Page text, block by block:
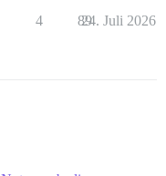
4 89
24. Juli 2026